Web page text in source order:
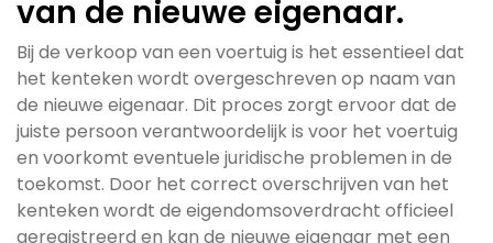
van de nieuwe eigenaar.
Bij de verkoop van een voertuig is het essentieel dat
het kenteken wordt overgeschreven op naam van
de nieuwe eigenaar. Dit proces zorgt ervoor dat de
juiste persoon verantwoordelijk is voor het voertuig
en voorkomt eventuele juridische problemen in de
toekomst. Door het correct overschrijven van het
kenteken wordt de eigendomsoverdracht officieel
geregistreerd en kan de nieuwe eigenaar met een